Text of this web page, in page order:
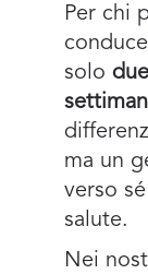
Per chi
solo
ma un
verso
salute.
Nei